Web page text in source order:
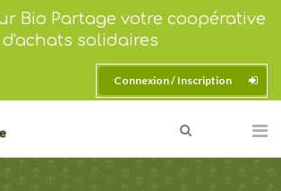
Bio Partage votre coopérative
d'achats solidaires
Connexion / Inscription